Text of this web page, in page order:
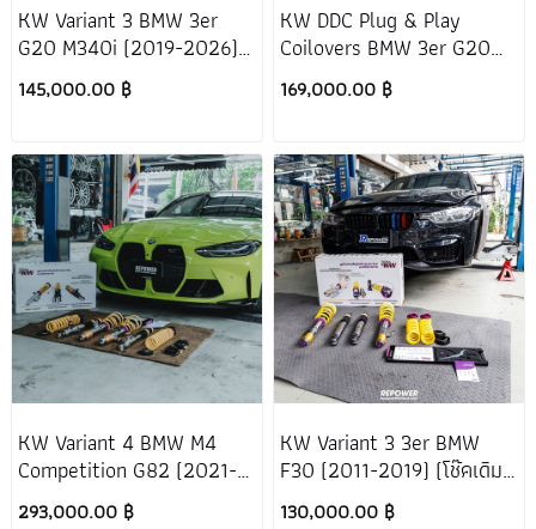
KW Variant 3 BMW 3er
G20 M340i (2019-2026)
[โช๊คเดิมเป็นไฟฟ้า]
145,000.00 ฿
KW DDC Plug & Play
Coilovers BMW 3er G20
M340i (2019-2026)
169,000.00 ฿
KW Variant 4 BMW M4
Competition G82 (2021-
2026)
293,000.00 ฿
KW Variant 3 3er BMW
F30 (2011-2019) (โช๊คเดิม
ไม่เป็นไฟฟ้า)
130,000.00 ฿